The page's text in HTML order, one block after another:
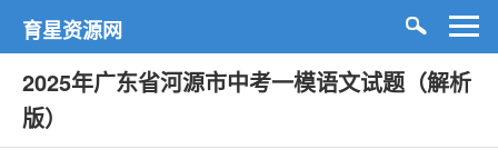
育星资源网
2025年广东省河源市中考一模语文试题（解析
版）